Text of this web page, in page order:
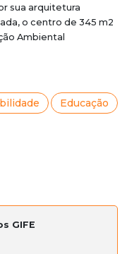
sua arquitetura
o centro de 345 m2
Ambiental
Educação
GIFE